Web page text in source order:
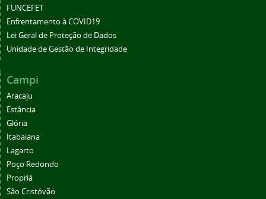
FUNCEFET
Enfrentamento à COVID19
Lei Geral de Proteção de Dados
Unidade de Gestão de Integridade
Campi
Aracaju
Estância
Glória
Itabaiana
Lagarto
Poço Redondo
Propriá
São Cristóvão